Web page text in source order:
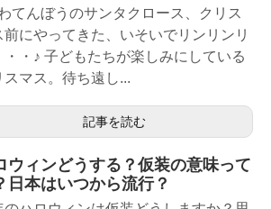
てんぼうのサンタクロース、クリス
前にやってきた、いそいでリンリンリ
・・♪ 子どもたちが楽しみにしている
スマス。待ち遠し...
記事を読む
ウィンどうする？仮装の意味って
日本はいつから流行？